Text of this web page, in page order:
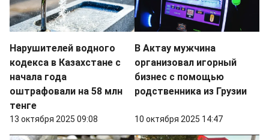
Нарушителей водного
кодекса в Казахстане с
начала года
оштрафовали на 58 млн
тенге
13 октября 2025 09:08
В Актау мужчина
организовал игорный
бизнес с помощью
родственника из Грузии
10 октября 2025 14:47